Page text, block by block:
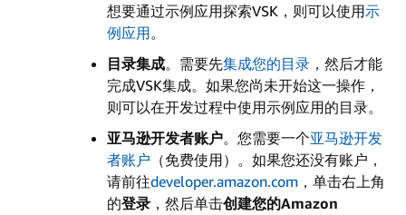
想要通过示例应用探索VSK，则可以使用示
例应用。
目录集成。需要先集成您的目录 ，然后才能
完成VSK集成。如果您尚未开始这一操作，
则可以在开发过程中使用示例应用的目录。
亚马逊开发者账户。您需要一个亚马逊开发
者账户 （免费使用）。如果您还没有账户，
请前往developer.amazon.com ，单击右上角
的登录 ，然后单击创建您的Amazon